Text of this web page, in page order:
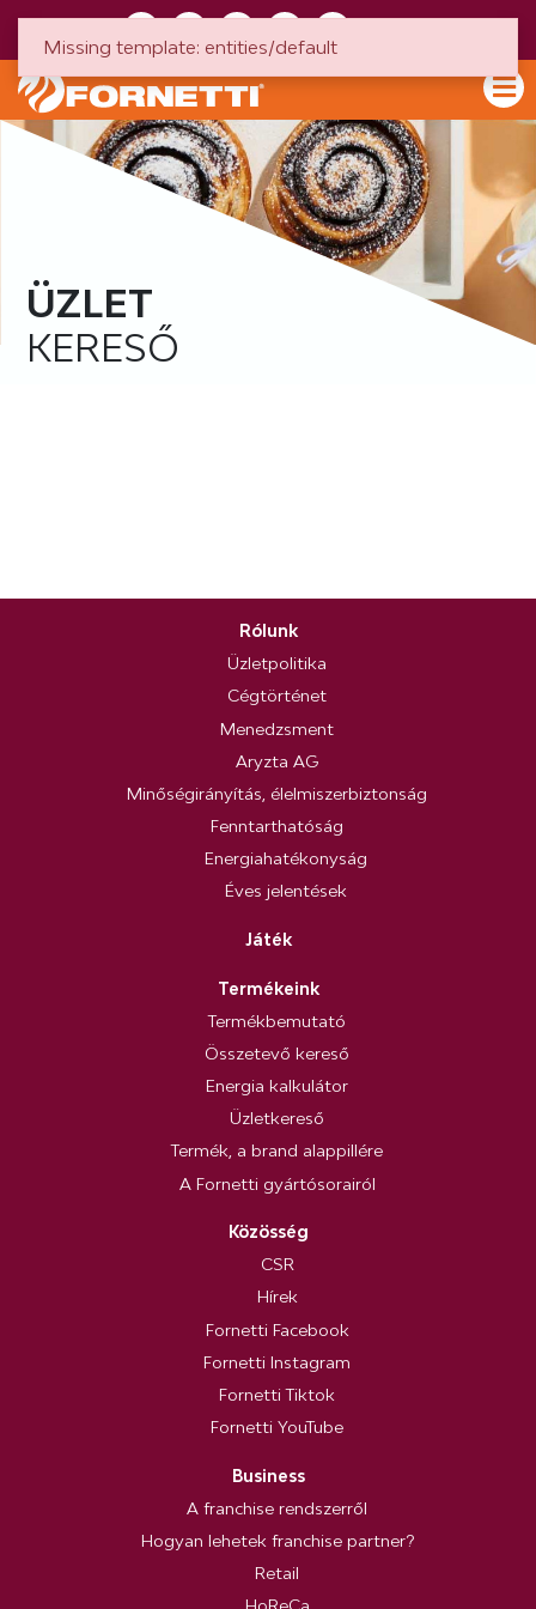
ÜZLET
KERESŐ
Rólunk
Üzletpolitika
Cégtörténet
Menedzsment
Aryzta AG
Minőségirányítás, élelmiszerbiztonság
Fenntarthatóság
Energiahatékonyság
Éves jelentések
Játék
Termékeink
Termékbemutató
Összetevő kereső
Energia kalkulátor
Üzletkereső
Termék, a brand alappillére
A Fornetti gyártósorairól
Közösség
CSR
Hírek
Fornetti Facebook
Fornetti Instagram
Fornetti Tiktok
Fornetti YouTube
Business
A franchise rendszerről
Hogyan lehetek franchise partner?
Retail
Missing template: entities/default